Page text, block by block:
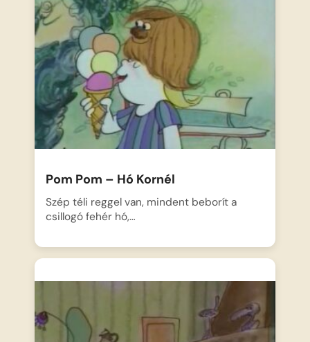
Pom Pom – Hó Kornél
Szép téli reggel van, mindent beborít a
csillogó fehér hó,…